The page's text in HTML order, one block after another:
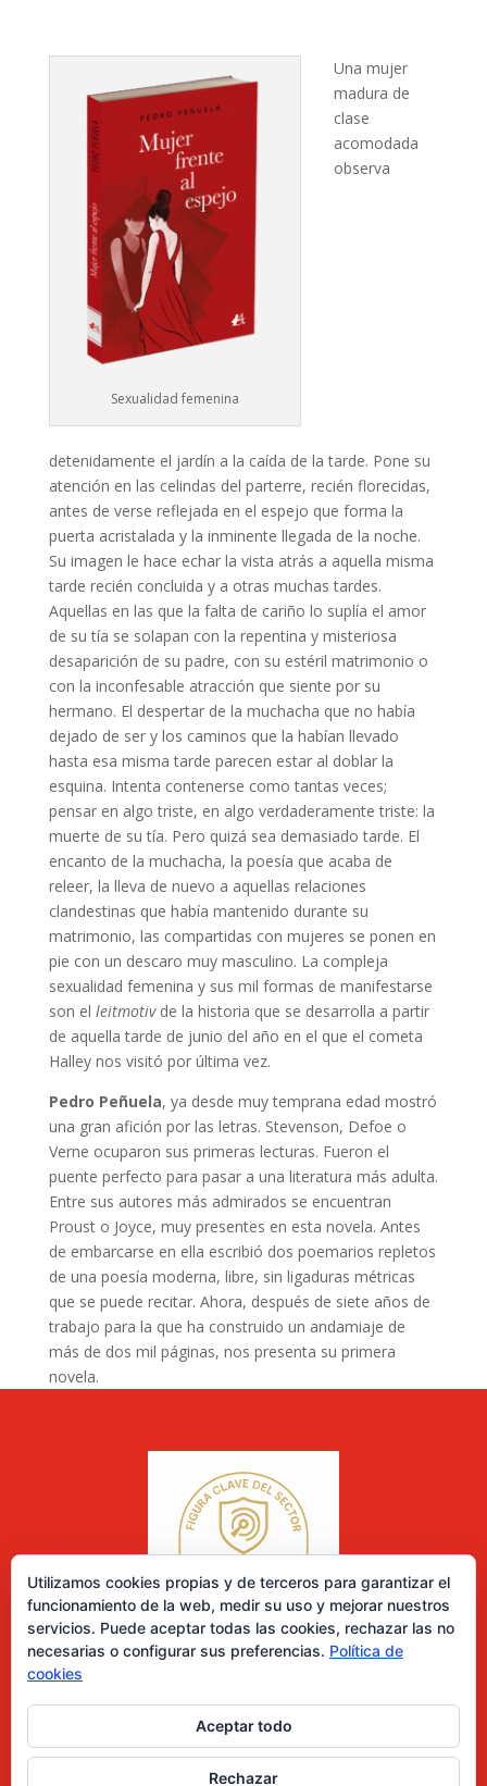
Sexualidad femenina
Una mujer
madura de
clase
acomodada
observa
detenidamente el jardín a la caída de la tarde. Pone su
atención en las celindas del parterre, recién florecidas,
antes de verse reflejada en el espejo que forma la
puerta acristalada y la inminente llegada de la noche.
Su imagen le hace echar la vista atrás a aquella misma
tarde recién concluida y a otras muchas tardes.
Aquellas en las que la falta de cariño lo suplía el amor
de su tía se solapan con la repentina y misteriosa
desaparición de su padre, con su estéril matrimonio o
con la inconfesable atracción que siente por su
hermano. El despertar de la muchacha que no había
dejado de ser y los caminos que la habían llevado
hasta esa misma tarde parecen estar al doblar la
esquina. Intenta contenerse como tantas veces;
pensar en algo triste, en algo verdaderamente triste: la
muerte de su tía. Pero quizá sea demasiado tarde. El
encanto de la muchacha, la poesía que acaba de
releer, la lleva de nuevo a aquellas relaciones
clandestinas que había mantenido durante su
matrimonio, las compartidas con mujeres se ponen en
pie con un descaro muy masculino. La compleja
sexualidad femenina y sus mil formas de manifestarse
son el leitmotivde la historia que se desarrolla a partir
de aquella tarde de junio del año en el que el cometa
Halley nos visitó por última vez.
Pedro Peñuela, ya desde muy temprana edad mostró
una gran afición por las letras. Stevenson, Defoe o
Verne ocuparon sus primeras lecturas. Fueron el
puente perfecto para pasar a una literatura más adulta.
Entre sus autores más admirados se encuentran
Proust o Joyce, muy presentes en esta novela. Antes
de embarcarse en ella escribió dos poemarios repletos
de una poesía moderna, libre, sin ligaduras métricas
que se puede recitar. Ahora, después de siete años de
trabajo para la que ha construido un andamiaje de
más de dos mil páginas, nos presenta su primera
novela.
0 elementos
Utilizamos cookies propias y de terceros para garantizar el
funcionamiento de la web, medir su uso y mejorar nuestros
servicios. Puede aceptar todas las cookies, rechazar las no
necesarias o configurar sus preferencias. Política de
cookies
Aceptar todo
Rechazar